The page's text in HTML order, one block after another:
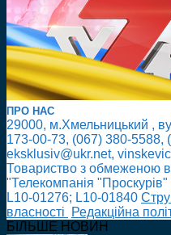
ПРО НАС
29000, м.Хмельницький ,
173-00-73, (067) 380-5588,
eksklusiv@ukr.net,
Товариство з обмеженою
"Телекомпанія
L10-01276; L10-01840
власності
Редакційна
БІЛЬШЕ НОВИН